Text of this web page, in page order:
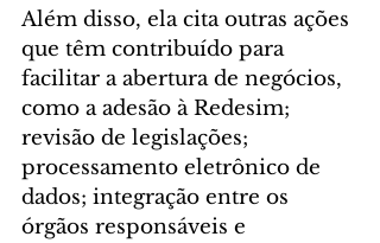
Além disso, ela cita outras ações
que têm contribuído para
facilitar a abertura de negócios,
como a adesão à Redesim;
revisão de legislações;
processamento eletrônico de
dados; integração entre os
órgãos responsáveis e